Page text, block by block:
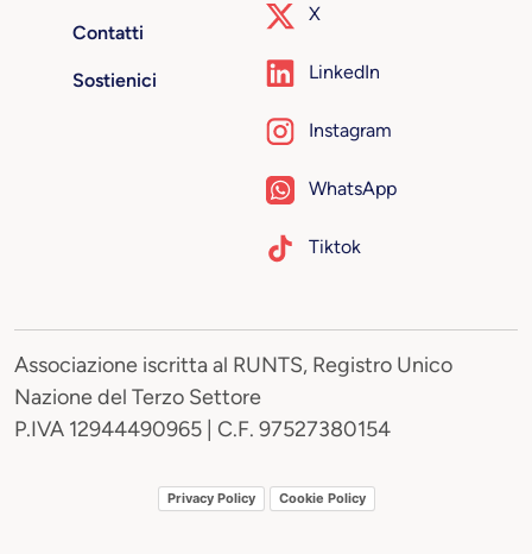
Contatti
Sostienici
X
LinkedIn
Instagram
WhatsApp
Tiktok
Associazione iscritta al RUNTS, Registro Unico
Nazione del Terzo Settore
P.IVA 12944490965 | C.F. 97527380154
Privacy Policy Cookie Policy